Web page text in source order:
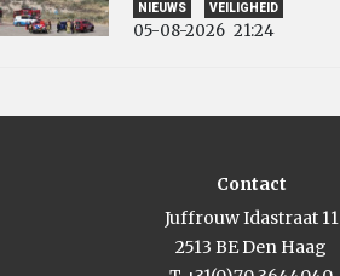
NIEUWS VEILIGHEID
05-08-2026 21:24
Contact
Juffrouw Idastraat 11
2513 BE Den Haag